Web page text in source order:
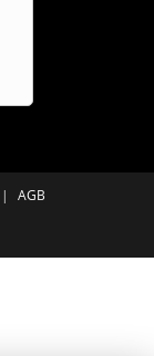
AGB